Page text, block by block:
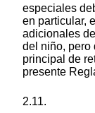
especiales
en particular,
adicionales
del niño, pero
principal de
presente
2.11.